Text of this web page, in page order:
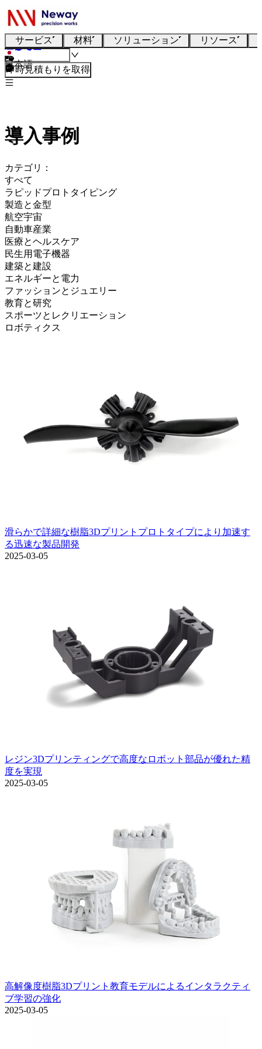
サービス 材料 ソリューション リソース
日本語
即時見積もりを取得
導入事例
カテゴリ：
すべて
ラピッドプロトタイピング
製造と金型
航空宇宙
自動車産業
医療とヘルスケア
民生用電子機器
建築と建設
エネルギーと電力
ファッションとジュエリー
教育と研究
スポーツとレクリエーション
ロボティクス
滑らかで詳細な樹脂3Dプリントプロトタイプにより加速す
る迅速な製品開発
2025-03-05
レジン3Dプリンティングで高度なロボット部品が優れた精
度を実現
2025-03-05
高解像度樹脂3Dプリント教育モデルによるインタラクティ
ブ学習の強化
2025-03-05